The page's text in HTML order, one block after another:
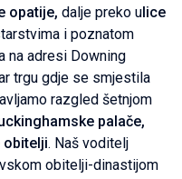
opatije, dalje preko ulice
i poznatom
na adresi Downing
trgu gdje se smjestila
razgled šetnjom
palače,
obitelji. Naš voditelj
obitelji-dinastijom